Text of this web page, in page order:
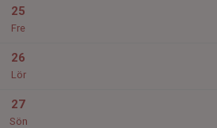
25
Fre
26
Lör
27
Sön